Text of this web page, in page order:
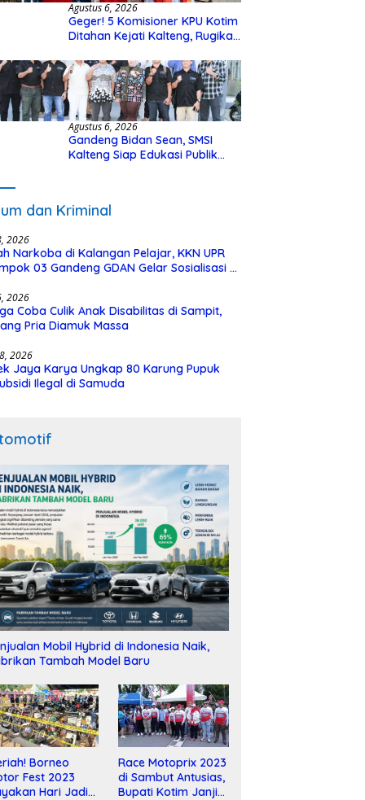
Agustus 6, 2026
Geger! 5 Komisioner KPU Kotim
Ditahan Kejati Kalteng, Rugikan
Hibah Rp40 Miliar
Agustus 6, 2026
Gandeng Bidan Sean, SMSI
Kalteng Siap Edukasi Publik
dan Kriminal
2026
Narkoba di Kalangan Pelajar, KKN UPR
03 Gandeng GDAN Gelar Sosialisasi di
2026
Coba Culik Anak Disabilitas di Sampit,
Pria Diamuk Massa
2026
Jaya Karya Ungkap 80 Karung Pupuk
Ilegal di Samuda
Mobil Hybrid di Indonesia Naik,
Tambah Model Baru
Borneo
Fest 2023
Hari Jadi
Race Motoprix 2023
di Sambut Antusias,
Bupati Kotim Janji